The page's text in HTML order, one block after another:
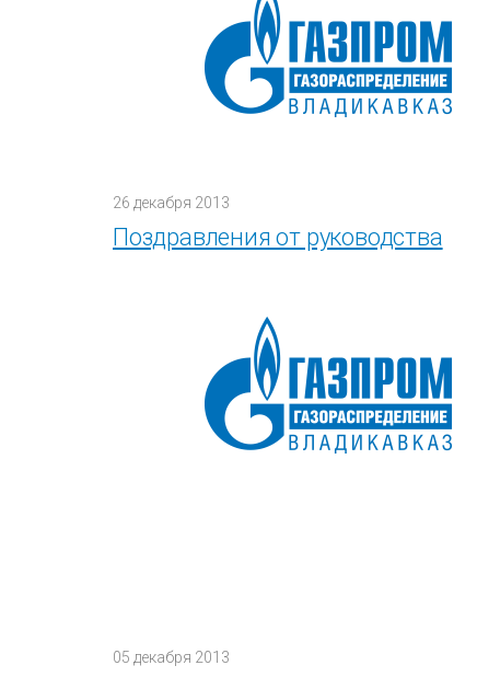
26 декабря 2013
Поздравления от руководства
05 декабря 2013